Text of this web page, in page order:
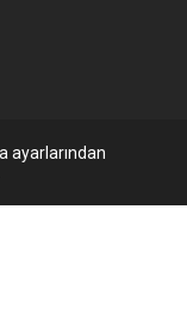
ayarlarından